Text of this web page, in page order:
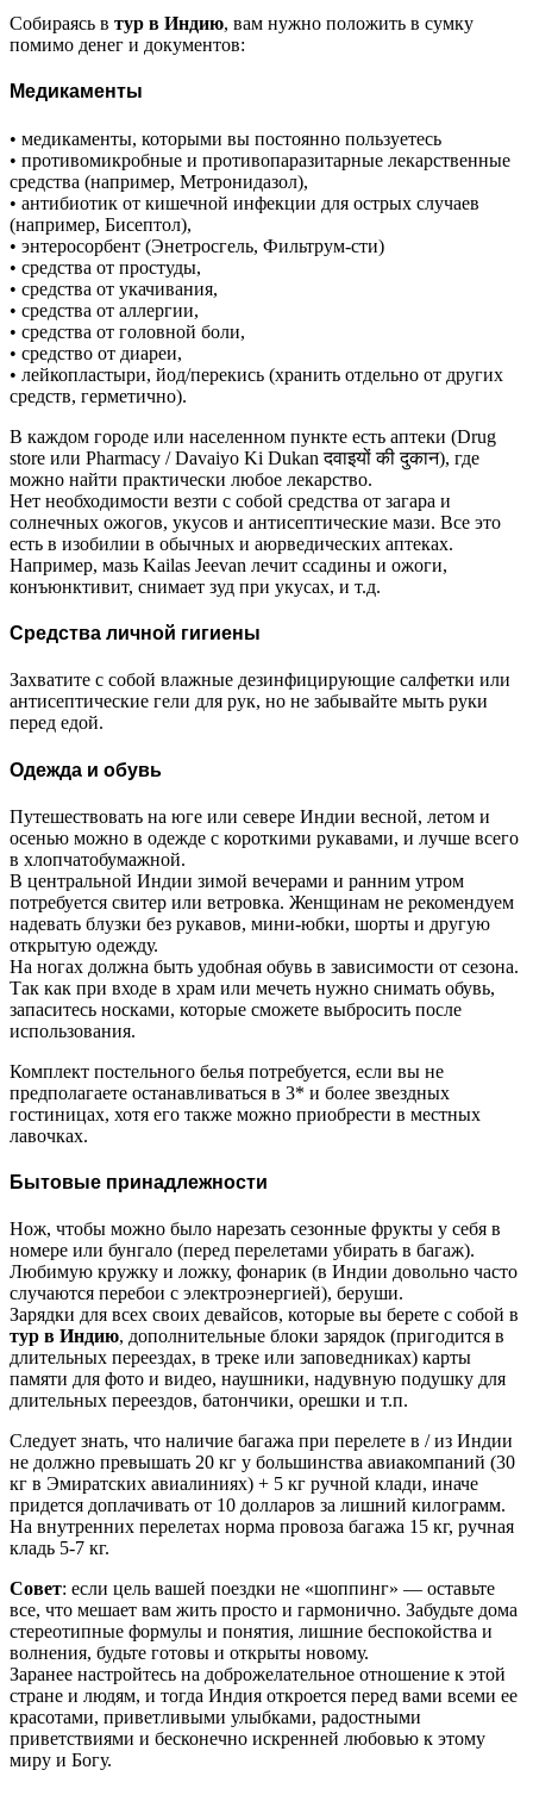
Собираясь в тур в Индию, вам нужно положить в сумку
помимо денег и документов:
Медикаменты
• медикаменты, которыми вы постоянно пользуетесь
• противомикробные и противопаразитарные лекарственные
средства (например, Метронидазол),
• антибиотик от кишечной инфекции для острых случаев
(например, Бисептол),
• энтеросорбент (Энетросгель, Фильтрум-сти)
• средства от простуды,
• средства от укачивания,
• средства от аллергии,
• средства от головной боли,
• средство от диареи,
• лейкопластыри, йод/перекись (хранить отдельно от других
средств, герметично).
В каждом городе или населенном пункте есть аптеки (Drug
store или Pharmacy / Davaiyo Ki Dukan दवाइयों की दुकान), где
можно найти практически любое лекарство.
Нет необходимости везти с собой средства от загара и
солнечных ожогов, укусов и антисептические мази. Все это
есть в изобилии в обычных и аюрведических аптеках.
Например, мазь Kailas Jeevan лечит ссадины и ожоги,
конъюнктивит, снимает зуд при укусах, и т.д.
Средства личной гигиены
Захватите с собой влажные дезинфицирующие салфетки или
антисептические гели для рук, но не забывайте мыть руки
перед едой.
Одежда и обувь
Путешествовать на юге или севере Индии весной, летом и
осенью можно в одежде с короткими рукавами, и лучше всего
в хлопчатобумажной.
В центральной Индии зимой вечерами и ранним утром
потребуется свитер или ветровка. Женщинам не рекомендуем
надевать блузки без рукавов, мини-юбки, шорты и другую
открытую одежду.
На ногах должна быть удобная обувь в зависимости от сезона.
Так как при входе в храм или мечеть нужно снимать обувь,
запаситесь носками, которые сможете выбросить после
использования.
Комплект постельного белья потребуется, если вы не
предполагаете останавливаться в 3* и более звездных
гостиницах, хотя его также можно приобрести в местных
лавочках.
Бытовые принадлежности
Нож, чтобы можно было нарезать сезонные фрукты у себя в
номере или бунгало (перед перелетами убирать в багаж).
Любимую кружку и ложку, фонарик (в Индии довольно часто
случаются перебои с электроэнергией), беруши.
Зарядки для всех своих девайсов, которые вы берете с собой в
тур в Индию, дополнительные блоки зарядок (пригодится в
длительных переездах, в треке или заповедниках) карты
памяти для фото и видео, наушники, надувную подушку для
длительных переездов, батончики, орешки и т.п.
Следует знать, что наличие багажа при перелете в / из Индии
не должно превышать 20 кг у большинства авиакомпаний (30
кг в Эмиратских авиалиниях) + 5 кг ручной клади, иначе
придется доплачивать от 10 долларов за лишний килограмм.
На внутренних перелетах норма провоза багажа 15 кг, ручная
кладь 5-7 кг.
Совет: если цель вашей поездки не «шоппинг» — оставьте
все, что мешает вам жить просто и гармонично. Забудьте дома
стереотипные формулы и понятия, лишние беспокойства и
волнения, будьте готовы и открыты новому.
Заранее настройтесь на доброжелательное отношение к этой
стране и людям, и тогда Индия откроется перед вами всеми ее
красотами, приветливыми улыбками, радостными
приветствиями и бесконечно искренней любовью к этому
миру и Богу.